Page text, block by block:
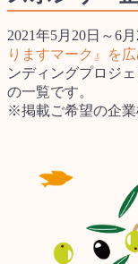
2021年5月20日～6
りますマーク』を
ンディングプロジ
の一覧です。
※掲載ご希望の企業